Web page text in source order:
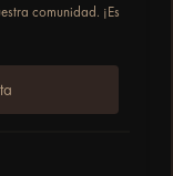
comunidad. ¡Es